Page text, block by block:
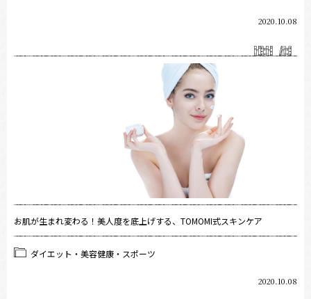
2020.10.08
お肌が生まれ変わる！美人度を底上げする、TOMOMI式スキンケア
ダイエット・美容健康・スポーツ
2020.10.08